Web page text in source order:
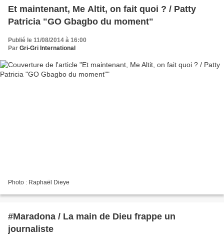
Et maintenant, Me Altit, on fait quoi ? / Patty
Patricia "GO Gbagbo du moment"
Publié le 11/08/2014 à 16:00
Par Gri-Gri International
Photo : Raphaël Dieye
#Maradona / La main de Dieu frappe un
journaliste